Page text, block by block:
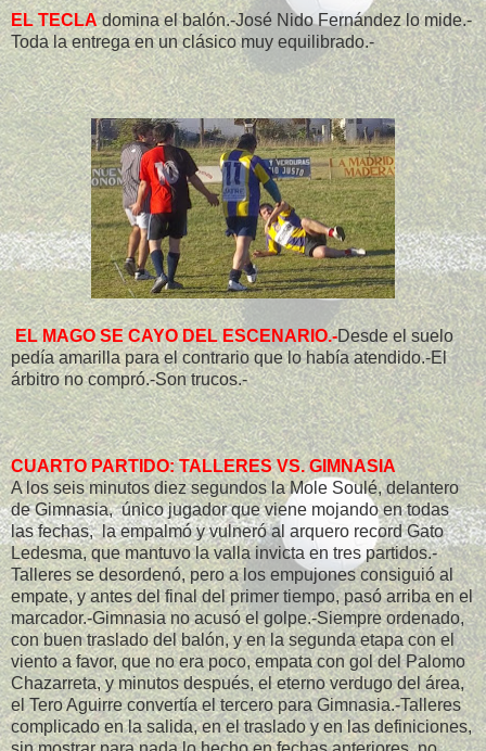
EL TECLAdomina el balón.-José Nido Fernández lo mide.-
Toda la entrega en un clásico muy equilibrado.-
EL MAGO SE CAYO DEL ESCENARIO.-Desde el suelo
pedía amarilla para el contrario que lo había atendido.-El
árbitro no compró.-Son trucos.-
CUARTO PARTIDO: TALLERES VS. GIMNASIA
A los seis minutos diez segundos la Mole Soulé, delantero
de Gimnasia, único jugador que viene mojando en todas
las fechas, la empalmó y vulneró al arquero record Gato
Ledesma, que mantuvo la valla invicta en tres partidos.-
Talleres se desordenó, pero a los empujones consiguió al
empate, y antes del final del primer tiempo, pasó arriba en el
marcador.-Gimnasia no acusó el golpe.-Siempre ordenado,
con buen traslado del balón, y en la segunda etapa con el
viento a favor, que no era poco, empata con gol del Palomo
Chazarreta, y minutos después, el eterno verdugo del área,
el Tero Aguirre convertía el tercero para Gimnasia.-Talleres
complicado en la salida, en el traslado y en las definiciones,